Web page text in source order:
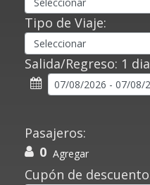
Tipo de Viaje:
Salida/Regreso: 1 dia
Pasajeros:
0 Agregar
Cupón de descuento